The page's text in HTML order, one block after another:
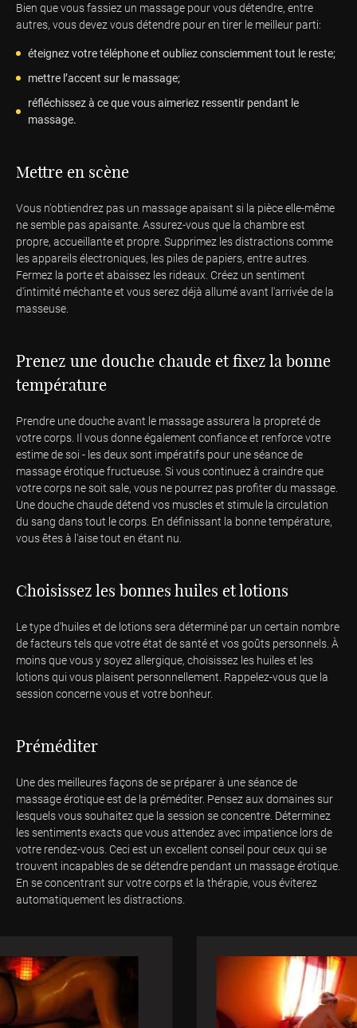
Bien que vous fassiez un massage pour vous détendre, entre
autres, vous devez vous détendre pour en tirer le meilleur parti:
éteignez votre téléphone et oubliez consciemment tout le reste;
mettre l’accent sur le massage;
réfléchissez à ce que vous aimeriez ressentir pendant le
massage.
Mettre en scène
Vous n'obtiendrez pas un massage apaisant si la pièce elle-même
ne semble pas apaisante. Assurez-vous que la chambre est
propre, accueillante et propre. Supprimez les distractions comme
les appareils électroniques, les piles de papiers, entre autres.
Fermez la porte et abaissez les rideaux. Créez un sentiment
d'intimité méchante et vous serez déjà allumé avant l'arrivée de la
masseuse.
Prenez une douche chaude et fixez la bonne
température
Prendre une douche avant le massage assurera la propreté de
votre corps. Il vous donne également confiance et renforce votre
estime de soi - les deux sont impératifs pour une séance de
massage érotique fructueuse. Si vous continuez à craindre que
votre corps ne soit sale, vous ne pourrez pas profiter du massage.
Une douche chaude détend vos muscles et stimule la circulation
du sang dans tout le corps. En définissant la bonne température,
vous êtes à l'aise tout en étant nu.
Choisissez les bonnes huiles et lotions
Le type d'huiles et de lotions sera déterminé par un certain nombre
de facteurs tels que votre état de santé et vos goûts personnels. À
moins que vous y soyez allergique, choisissez les huiles et les
lotions qui vous plaisent personnellement. Rappelez-vous que la
session concerne vous et votre bonheur.
Préméditer
Une des meilleures façons de se préparer à une séance de
massage érotique est de la préméditer. Pensez aux domaines sur
lesquels vous souhaitez que la session se concentre. Déterminez
les sentiments exacts que vous attendez avec impatience lors de
votre rendez-vous. Ceci est un excellent conseil pour ceux qui se
trouvent incapables de se détendre pendant un massage érotique.
En se concentrant sur votre corps et la thérapie, vous éviterez
automatiquement les distractions.